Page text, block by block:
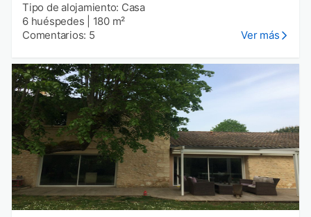
Tipo de alojamiento: Casa
6 huéspedes
180 m²
Comentarios: 5
Ver más